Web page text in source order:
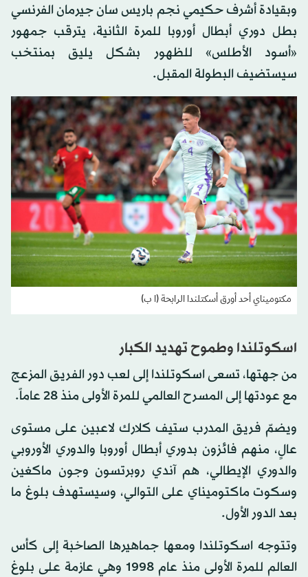
وبقيادة أشرف حكيمي نجم باريس سان جيرمان الفرنسي
بطل دوري أبطال أوروبا للمرة الثانية، يترقب جمهور
«أسود الأطلس» للظهور بشكل يليق بمنتخب
سيستضيف البطولة المقبل.
مكتوميناي أحد أورق أسكتلندا الرابحة (ا ب)
اسكوتلندا وطموح تهديد الكبار
من جهتها، تسعى اسكوتلندا إلى لعب دور الفريق المزعج
مع عودتها إلى المسرح العالمي للمرة الأولى منذ 28 عاماً.
ويضمّ فريق المدرب ستيف كلارك لاعبين على مستوى
عالٍ، منهم فائزون بدوري أبطال أوروبا والدوري الأوروبي
والدوري الإيطالي، هم آندي روبرتسون وجون ماكغين
وسكوت ماكتوميناي على التوالي، وسيستهدف بلوغ ما
بعد الدور الأول.
وتتوجه اسكوتلندا ومعها جماهيرها الصاخبة إلى كأس
العالم للمرة الأولى منذ عام 1998 وهي عازمة على بلوغ